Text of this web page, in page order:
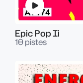
Epic Pop Ii
10 pistes